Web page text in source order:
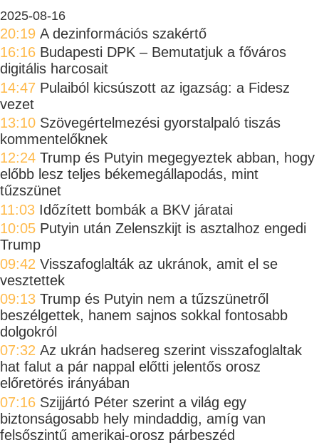
2025-08-16
20:19 A dezinformációs szakértő
16:16 Budapesti DPK – Bemutatjuk a főváros
digitális harcosait
14:47 Pulaiból kicsúszott az igazság: a Fidesz
vezet
13:10 Szövegértelmezési gyorstalpaló tiszás
kommentelőknek
12:24 Trump és Putyin megegyeztek abban, hogy
előbb lesz teljes békemegállapodás, mint
tűzszünet
11:03 Időzített bombák a BKV járatai
10:05 Putyin után Zelenszkijt is asztalhoz engedi
Trump
09:42 Visszafoglalták az ukránok, amit el se
vesztettek
09:13 Trump és Putyin nem a tűzszünetről
beszélgettek, hanem sajnos sokkal fontosabb
dolgokról
07:32 Az ukrán hadsereg szerint visszafoglaltak
hat falut a pár nappal előtti jelentős orosz
előretörés irányában
07:16 Szijjártó Péter szerint a világ egy
biztonságosabb hely mindaddig, amíg van
felsőszintű amerikai-orosz párbeszéd